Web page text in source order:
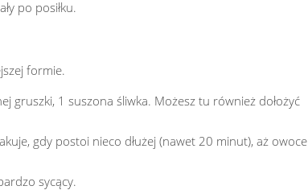
po posiłku.
formie.
gruszki, 1 suszona śliwka. Możesz tu również dołożyć
gdy postoi nieco dłużej (nawet 20 minut), aż owoce
sycący.